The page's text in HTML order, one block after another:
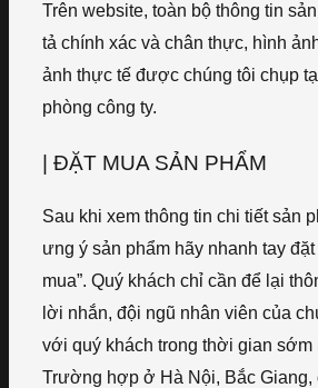
Trên website, toàn bộ thông tin
tả chính xác và chân thực, hình
ảnh thực tế được chúng tôi chụp
phòng công ty.
| ĐẶT MUA SẢN PHẨM
Sau khi xem thông tin chi tiết sản
ưng ý sản phẩm hãy nhanh tay
mua”. Quý khách chỉ cần để lại
lời nhắn, đội ngũ nhân viên của
với quý khách trong thời gian sớm
Trường hợp ở Hà Nội, Bắc Giang,